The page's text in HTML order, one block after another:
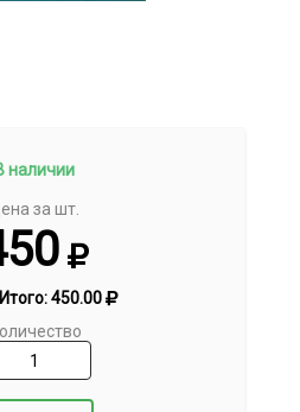
наличии
за шт.
Итого:450.00